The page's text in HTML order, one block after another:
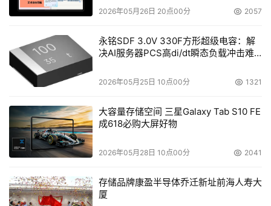
多处冗余设计，如：两个服务器级别的Intel® 82563 PCI-E
失效转移功能，保证网络传输的畅通无阻；700W电源也采
用冗余设计，使用者无需担心电源故障导致的系统问题；热
抽换风扇也使系统维护更加方便。贴心的冗余设计为用户系
RS162-E4还随机附送华硕的服务器管理软件ASWM，
用户只要通过网页接口便可远程管理及监视服务器：CPU、
态，查看操作系统方便了用户对服务器的日常管理和维护。
华硕还对其产品享有三年的质保、免费的服务热线，可使用
2026年05月26日 20点00分 2057
永铭SDF 3.0V 330F方形超级电容：解
决AI服务器PCS高di/dt瞬态负载冲击难
2026年05月25日 10点00分 1321
大容量存储空间 三星Galaxy Tab S10 FE
成618必购大屏好物
2026年05月28日 10点00分 2041
存储品牌康盈半导体乔迁新址前海人寿大
厦